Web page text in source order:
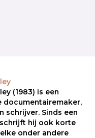
(1983) is een
documentairemaker,
schrijver. Sinds een
hij ook korte
onder andere